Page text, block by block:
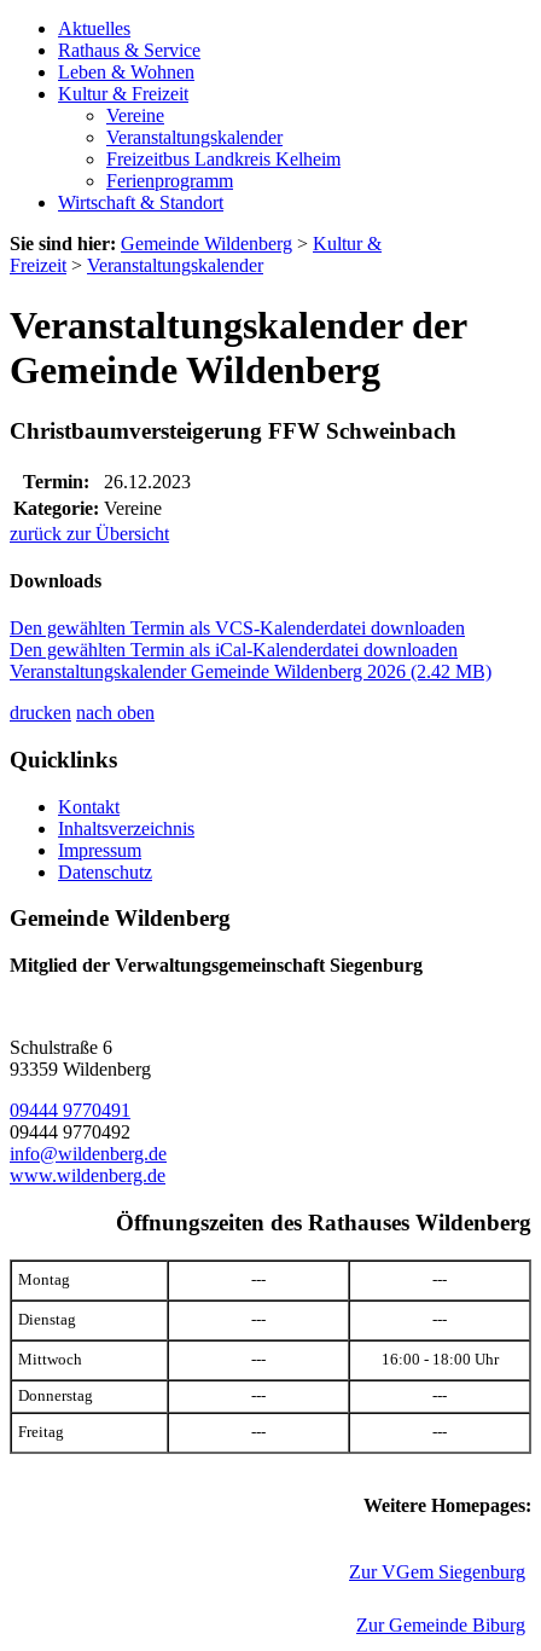
Aktuelles
Rathaus & Service
Leben & Wohnen
Kultur & Freizeit
Vereine
Veranstaltungskalender
Freizeitbus Landkreis Kelheim
Ferienprogramm
Wirtschaft & Standort
Sie sind hier: Gemeinde Wildenberg > Kultur &
Freizeit > Veranstaltungskalender
Veranstaltungskalender der
Gemeinde Wildenberg
Christbaumversteigerung FFW Schweinbach
Termin:
26.12.2023
Kategorie: Vereine
zurück zur Übersicht
Downloads
Den gewählten Termin als VCS-Kalenderdatei downloaden
Den gewählten Termin als iCal-Kalenderdatei downloaden
Veranstaltungskalender Gemeinde Wildenberg 2026 (2.42 MB)
drucken nach oben
Quicklinks
Kontakt
Inhaltsverzeichnis
Impressum
Datenschutz
Gemeinde Wildenberg
Mitglied der Verwaltungsgemeinschaft Siegenburg
Schulstraße 6
93359 Wildenberg
09444 9770491
09444 9770492
info@wildenberg.de
www.wildenberg.de
Öffnungszeiten des Rathauses Wildenberg
Montag --- ---
Dienstag --- ---
Mittwoch --- 16:00 - 18:00 Uhr
Donnerstag --- ---
Freitag --- ---
Weitere Homepages:
Zur VGem Siegenburg
Zur Gemeinde Biburg